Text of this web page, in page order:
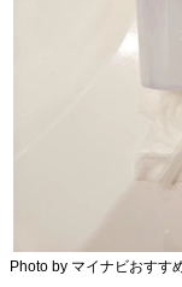
Photo by マイナビおすす